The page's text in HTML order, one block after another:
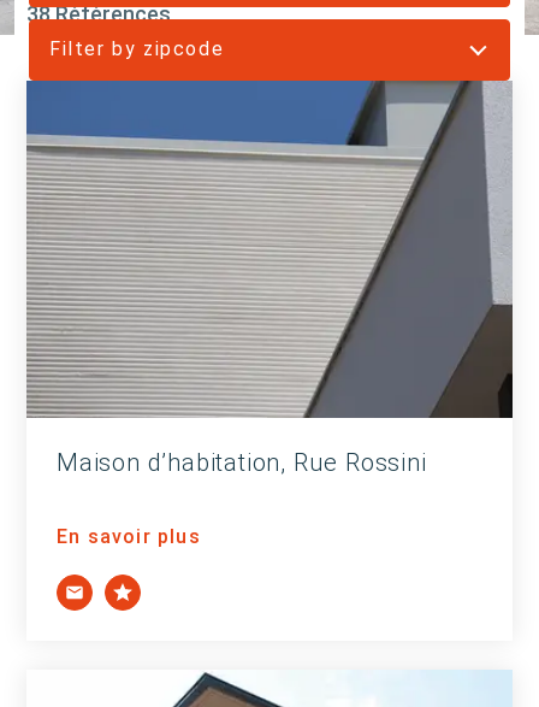
Filter by zipcode
38 Références
Maison d’habitation, Rue Rossini
En savoir plus